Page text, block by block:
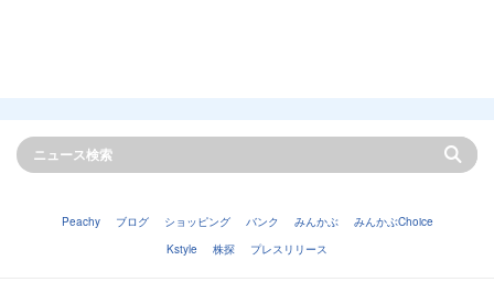
Peachy ブログ ショッピング バンク みんかぶ
みんかぶChoice
Kstyle
株探 プレスリリース